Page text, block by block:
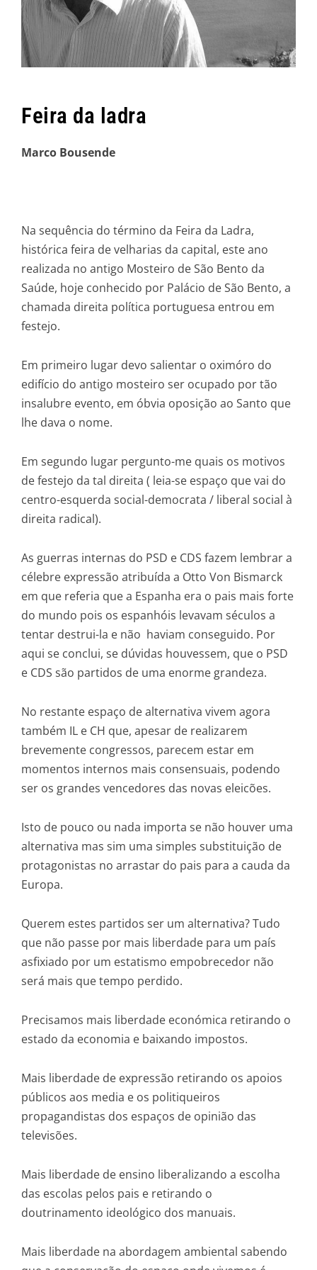
Feira da ladra
Marco Bousende
Na sequência do término da Feira da Ladra,
histórica feira de velharias da capital, este ano
realizada no antigo Mosteiro de São Bento da
Saúde, hoje conhecido por Palácio de São Bento, a
chamada direita política portuguesa entrou em
festejo.
Em primeiro lugar devo salientar o oximóro do
edifício do antigo mosteiro ser ocupado por tão
insalubre evento, em óbvia oposição ao Santo que
lhe dava o nome.
Em segundo lugar pergunto-me quais os motivos
de festejo da tal direita ( leia-se espaço que vai do
centro-esquerda social-democrata / liberal social à
direita radical).
As guerras internas do PSD e CDS fazem lembrar a
célebre expressão atribuída a Otto Von Bismarck
em que referia que a Espanha era o pais mais forte
do mundo pois os espanhóis levavam séculos a
tentar destrui-la e não haviam conseguido. Por
aqui se conclui, se dúvidas houvessem, que o PSD
e CDS são partidos de uma enorme grandeza.
No restante espaço de alternativa vivem agora
também IL e CH que, apesar de realizarem
brevemente congressos, parecem estar em
momentos internos mais consensuais, podendo
ser os grandes vencedores das novas eleicões.
Isto de pouco ou nada importa se não houver uma
alternativa mas sim uma simples substituição de
protagonistas no arrastar do pais para a cauda da
Europa.
Querem estes partidos ser um alternativa? Tudo
que não passe por mais liberdade para um país
asfixiado por um estatismo empobrecedor não
será mais que tempo perdido.
Precisamos mais liberdade económica retirando o
estado da economia e baixando impostos.
Mais liberdade de expressão retirando os apoios
públicos aos media e os politiqueiros
propagandistas dos espaços de opinião das
televisões.
Mais liberdade de ensino liberalizando a escolha
das escolas pelos pais e retirando o
doutrinamento ideológico dos manuais.
Mais liberdade na abordagem ambiental sabendo